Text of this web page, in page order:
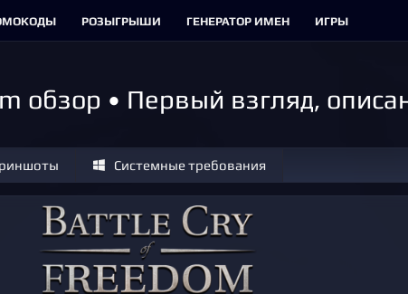
РОЗЫГРЫШИ ГЕНЕРАТОР ИМЕН ИГРЫ
обзор • Первый взгляд,
Системные требования